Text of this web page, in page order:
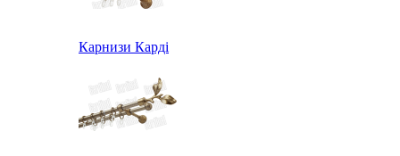
Карнизи Карді